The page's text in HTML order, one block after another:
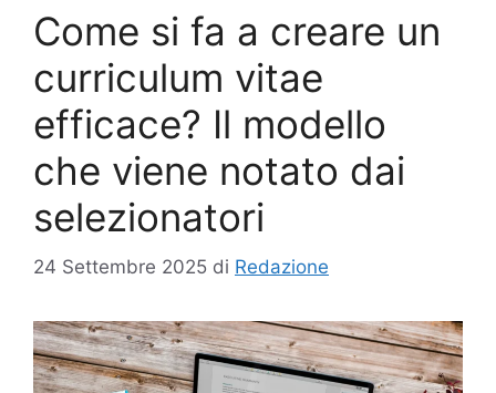
Come si fa a creare un
curriculum vitae
efficace? Il modello
che viene notato dai
selezionatori
24 Settembre 2025 di Redazione